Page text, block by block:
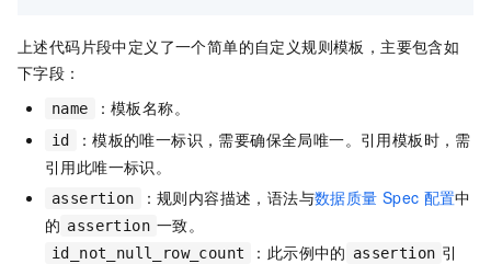
上述代码片段中定义了一个简单的自定义规则模板，主要包含如
下字段：
name ：模板名称。
id
：模板的唯一标识，需要确保全局唯一。引用模板时，需
引用此唯一标识。
assertion ：规则内容描述，语法与数据质量 Spec 配置中
的 assertion 一致。
id_not_null_row_count ：此示例中的 assertion 引